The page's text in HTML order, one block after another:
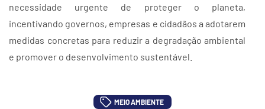
necessidade urgente de proteger o planeta,
incentivando governos, empresas e cidadãos a adotarem
medidas concretas para reduzir a degradação ambiental
e promover o desenvolvimento sustentável.
MEIO AMBIENTE